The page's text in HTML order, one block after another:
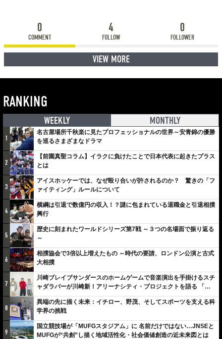
0
COMMENT
4
FOLLOW
0
FOLLOWER
VIEW MORE
RANKING
WEEKLY MONTHLY
1
名古屋場所千秋楽に見たプロフェッショナルの世界～安青錦の優勝
を巡るさまざまなドラマ
2
【前園真聖コラム】イラクに負けたことで日本代表に起きたプラス
とは
3
アイスホッケーでは、なぜ殴り合いが許されるのか？ 驚きの「フ
ァイティング」ルールについて
4
横綱は引退で数億円の収入！？謎に包まれている退職金と引退相撲
興行
5
歴史に刻まれたワールドシリーズ第7戦 ～３つの名場面で振り返る
～
6
相撲協会で3倍以上増えたもの ～時代の要請、ロンドン公演と古式
大相撲
7
川崎ブレイブサンダースのホームゲームで音楽演出を手掛けるスチ
ャダラパーが川崎新！アリーナシティ・プロジェクトを語る 「楽
しみでしかないでしょ。川崎は、ずっと成長曲線だから」
8
異端の先に描く未来：イチロー、野茂、そしてスポーツを支える科
学界の挑戦
9
国立競技場が「MUFGスタジアム」に 名前だけではない…JNSEと
MUFGが“共創”し描く地域活性化・社会価値創造の近未来図とは